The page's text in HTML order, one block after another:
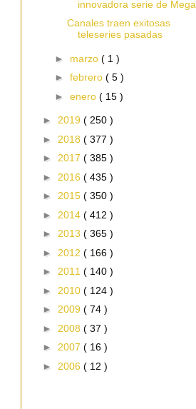
innovadora serie de Mega
Canales traen exitosas
teleseries pasadas
► marzo ( 1 )
► febrero ( 5 )
► enero ( 15 )
► 2019 ( 250 )
► 2018 ( 377 )
► 2017 ( 385 )
► 2016 ( 435 )
► 2015 ( 350 )
► 2014 ( 412 )
► 2013 ( 365 )
► 2012 ( 166 )
► 2011 ( 140 )
► 2010 ( 124 )
► 2009 ( 74 )
► 2008 ( 37 )
► 2007 ( 16 )
► 2006 ( 12 )